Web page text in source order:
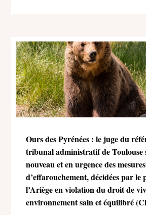
Ours des Pyrénées : le juge du
tribunal administratif de Toulouse
nouveau et en urgence des mesures
d’effarouchement, décidées par le
l’Ariège en violation du droit de
environnement sain et équilibré